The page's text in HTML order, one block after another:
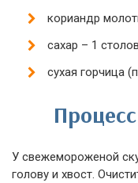
кориандр
сахар – 1
сухая горчица
У свежемороженой
голову и хвост.